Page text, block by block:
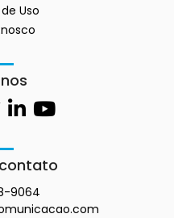
Uso
9064